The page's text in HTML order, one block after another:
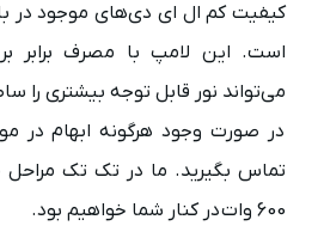
کیفیت کم ال ای دی‌های موجود در
است. این لامپ با مصرف برابر
می‌تواند نور قابل توجه بیشتری را
در صورت وجود هرگونه ابهام در
تماس بگیرید. ما در تک تک مراحل
600 وات در کنار شما خواهیم بود.